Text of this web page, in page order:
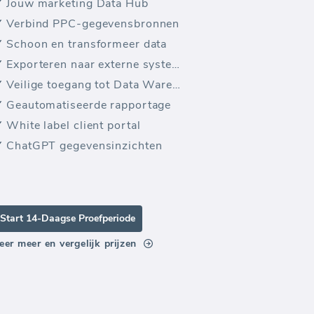
Jouw marketing Data Hub
Verbind PPC-gegevensbronnen
Schoon en transformeer data
Exporteren naar externe systemen
Veilige toegang tot Data Warehouse
Geautomatiseerde rapportage
White label client portal
ChatGPT gegevensinzichten
Start 14-Daagse Proefperiode
meer en vergelijk prijzen